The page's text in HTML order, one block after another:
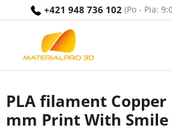
+421 948 736 102
PLA filament Copper
mm Print With Smile